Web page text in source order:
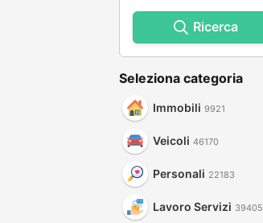
Ricerca
Seleziona categoria
Immobili 9921
Veicoli 46170
Personali 22183
Lavoro Servizi 39405